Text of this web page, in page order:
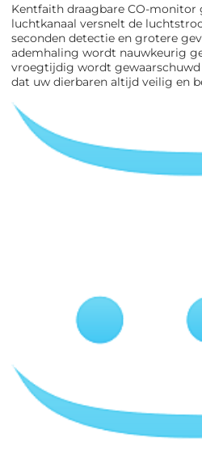
Kentfaith draagbare CO-monitor
luchtkanaal versnelt de
seconden detectie en grotere
ademhaling wordt nauwkeurig
vroegtijdig wordt
dat uw dierbaren altijd veilig en